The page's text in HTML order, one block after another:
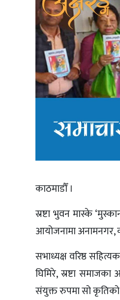
काठमाडौँ ।
स्रष्टा भुवन मास्के
आयोजनामा अनामनगर,
सभाध्यक्ष वरिष्ठ
घिमिरे, स्रष्टा
संयुक्त रुपमा सो कृतिको